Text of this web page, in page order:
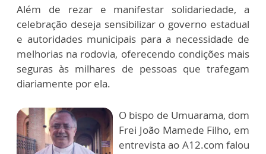
Além de rezar e manifestar solidariedade, a
celebração deseja sensibilizar o governo estadual
e autoridades municipais para a necessidade de
melhorias na rodovia, oferecendo condições mais
seguras às milhares de pessoas que trafegam
diariamente por ela.
O bispo de Umuarama, dom
Frei João Mamede Filho, em
entrevista ao A12.com falou